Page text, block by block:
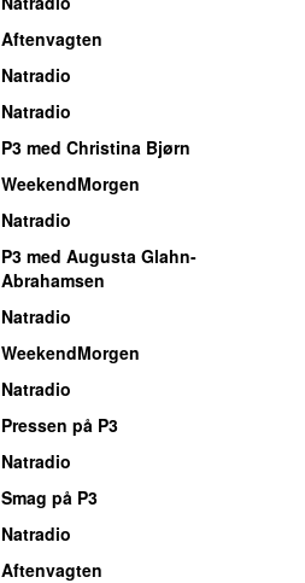
Aftenvagten
Natradio
Natradio
P3 med Christina Bjørn
WeekendMorgen
Natradio
P3 med Augusta Glahn-
Abrahamsen
Natradio
WeekendMorgen
Natradio
Pressen på P3
Natradio
Smag på P3
Natradio
Aftenvagten